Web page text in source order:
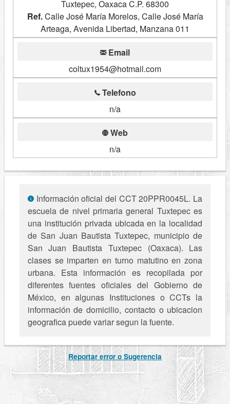
Tuxtepec, Oaxaca C.P. 68300
Ref.Calle José María Morelos, Calle José María
Arteaga, Avenida Libertad, Manzana 011
Email
coltux1954@hotmail.com
Telefono
n/a
Web
n/a
Información oficial del CCT 20PPR0045L. La
escuela de nivel primaria general Tuxtepec es
una institución privada ubicada en la localidad
de San Juan Bautista Tuxtepec, municipio de
San Juan Bautista Tuxtepec (Oaxaca). Las
clases se imparten en turno matutino en zona
urbana. Esta información es recopilada por
diferentes fuentes oficiales del Gobierno de
México, en algunas Instituciones o CCTs la
información de domicilio, contacto o ubicacion
geografica puede variar segun la fuente.
Reportar error o Sugerencia